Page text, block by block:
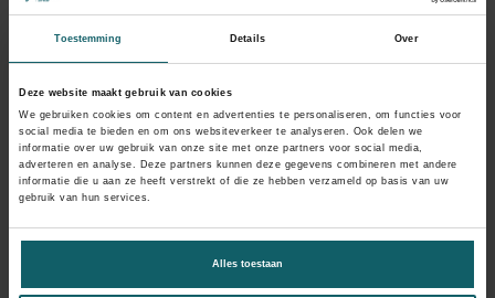
Toestemming Details Over
Deze website maakt gebruik van cookies
We gebruiken cookies om content en advertenties te personaliseren, om functies voor
social media te bieden en om ons websiteverkeer te analyseren. Ook delen we
informatie over uw gebruik van onze site met onze partners voor social media,
adverteren en analyse. Deze partners kunnen deze gegevens combineren met andere
informatie die u aan ze heeft verstrekt of die ze hebben verzameld op basis van uw
gebruik van hun services.
Alles toestaan
Dringend nood aan
maatregelen en vaccins
“Met onze partners in de DRC zetten we alles op alles om de
uitbraak te onderzoeken en te beoordelen of een
vaccinatiecampagne de verspreiding van deze agressievere
variant kan indammen
professor klinische opkomende infectieziekten aan het
Als we de monitoring en de contactopsporing niet
versterken en geen vaccins inzetten die we ook in Europa